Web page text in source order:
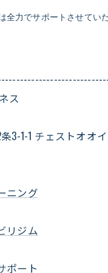
全力でサポートさせてい
ス
3-1-1 チェストオオ
ニング
リジム
ポート